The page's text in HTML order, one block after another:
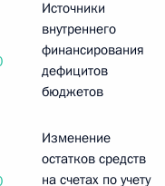
Источники
внутреннего
финансирования
дефицитов
бюджетов
Изменение
остатков средств
на счетах по учету